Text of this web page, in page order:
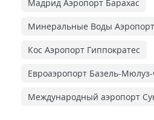
Мадрид Аэропорт Барахас
Минеральные Воды Аэропорт
Кос Аэропорт Гиппократес
Евроаэропорт Базель-
Международный аэропорт